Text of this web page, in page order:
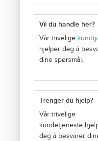
Vil du handle her?
Vår trivelige
hjelper deg å
dine spørsmål.
Trenger du hjelp?
Vår trivelige
kundetjeneste
deg å besvarer